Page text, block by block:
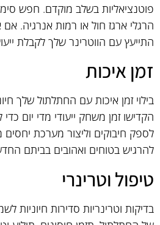
פוטנציאליות בשלב מוקדם. חפש
הרגלי ארגז חול או רמות אנרגיה.
התייעץ עם הווטרינר שלך לקבלת
זמן איכות
בילוי זמן איכות עם החתלתול שלך
הקדישו זמן משחק ייעודי מדי יום
לספק חיבוקים וליצור מערכת
להרגיש בטוחים ואהובים בביתם
טיפול וטרינרי
בדיקות וטרינריות סדירות חיוניות